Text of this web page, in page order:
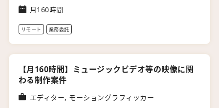
月160時間
リモート 業務委託
【月160時間】ミュージックビデオ等の映像に関
わる制作案件
エディター, モーショングラフィッカー